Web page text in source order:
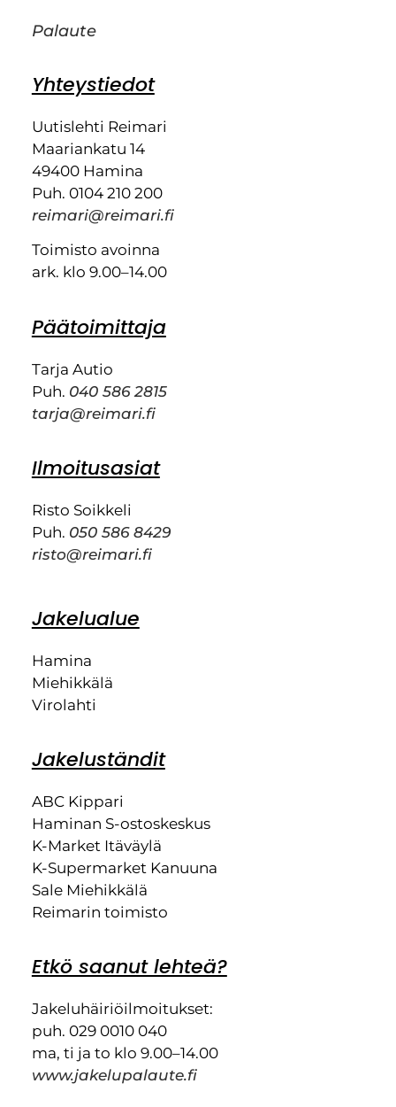
Palaute
Yhteystiedot
Uutislehti Reimari
Maariankatu 14
49400 Hamina
Puh. 0104 210 200
reimari@reimari.fi
Toimisto avoinna
ark. klo 9.00–14.00
Päätoimittaja
Tarja Autio
Puh. 040 586 2815
tarja@reimari.fi
Ilmoitusasiat
Risto Soikkeli
Puh. 050 586 8429
risto@reimari.fi
Jakelualue
Hamina
Miehikkälä
Virolahti
Jakeluständit
ABC Kippari
Haminan S-ostoskeskus
K-Market Itäväylä
K-Supermarket Kanuuna
Sale Miehikkälä
Reimarin toimisto
Etkö saanut lehteä?
Jakeluhäiriöilmoitukset:
puh. 029 0010 040
ma, ti ja to klo 9.00–14.00
www.jakelupalaute.fi